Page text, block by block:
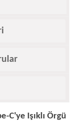
C'ye Işıklı Örgü